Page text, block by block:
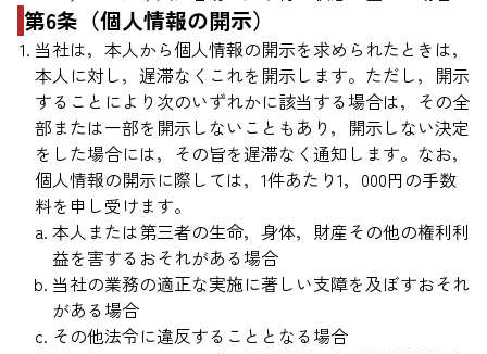
第6条（個人情報の開示）
当社は，本人から個人情報の開示を求められたときは，
本人に対し，遅滞なくこれを開示します。ただし，開示
することにより次のいずれかに該当する場合は，その全
部または一部を開示しないこともあり，開示しない決定
をした場合には，その旨を遅滞なく通知します。なお，
個人情報の開示に際しては，1件あたり1，000円の手数
料を申し受けます。
本人または第三者の生命，身体，財産その他の権利利
益を害するおそれがある場合
当社の業務の適正な実施に著しい支障を及ぼすおそれ
がある場合
その他法令に違反することとなる場合